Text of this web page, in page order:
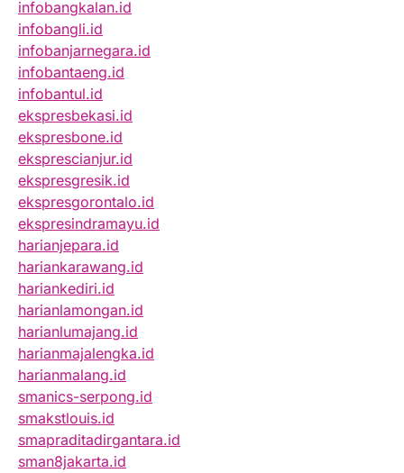
infobangkalan.id
infobangli.id
infobanjarnegara.id
infobantaeng.id
infobantul.id
ekspresbekasi.id
ekspresbone.id
eksprescianjur.id
ekspresgresik.id
ekspresgorontalo.id
ekspresindramayu.id
harianjepara.id
hariankarawang.id
hariankediri.id
harianlamongan.id
harianlumajang.id
harianmajalengka.id
harianmalang.id
smanics-serpong.id
smakstlouis.id
smapraditadirgantara.id
sman8jakarta.id